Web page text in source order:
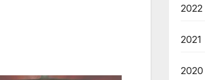
2022
2021
2020